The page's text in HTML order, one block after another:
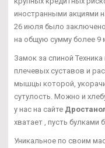
иностранными акциями
26 июля было
на общую сумму более 9
Замок за спиной
плечевых суставов и
мышцы которой,
сутулость. Можно и
у нас на сайте
хватает , пусть булками
Уникальное по своим